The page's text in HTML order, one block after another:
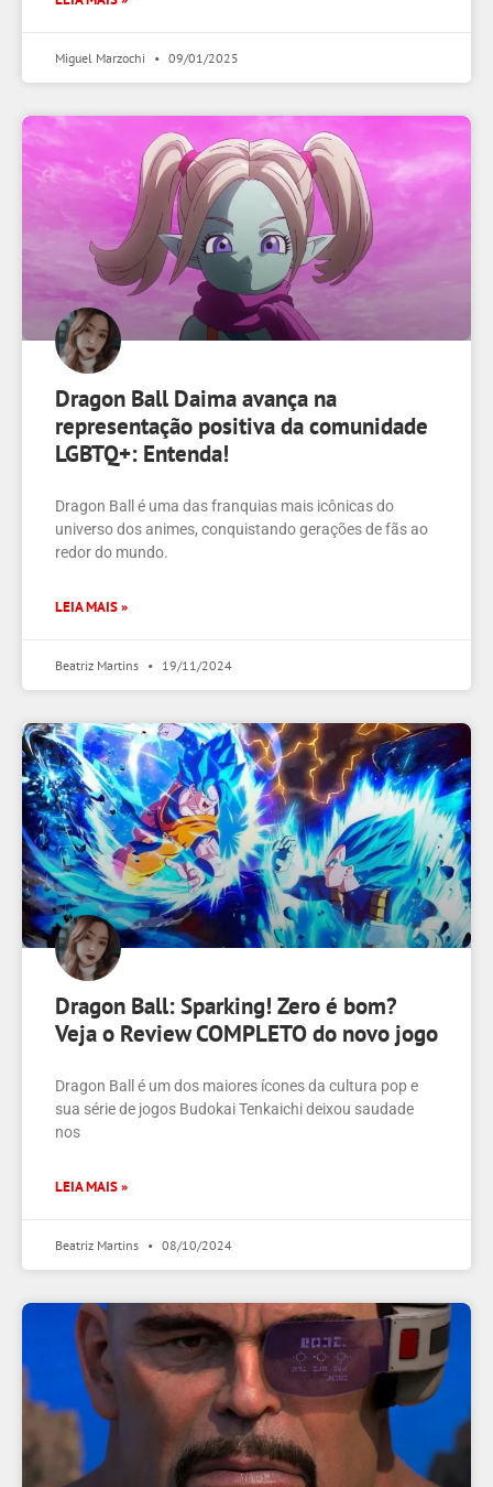
Miguel Marzochi 09/01/2025
Dragon Ball Daima avança na
representação positiva da comunidade
LGBTQ+: Entenda!
Dragon Ball é uma das franquias mais icônicas do
universo dos animes, conquistando gerações de fãs ao
redor do mundo.
LEIA MAIS »
Beatriz Martins 19/11/2024
Dragon Ball: Sparking! Zero é bom?
Veja o Review COMPLETO do novo jogo
Dragon Ball é um dos maiores ícones da cultura pop e
sua série de jogos Budokai Tenkaichi deixou saudade
nos
LEIA MAIS »
Beatriz Martins 08/10/2024